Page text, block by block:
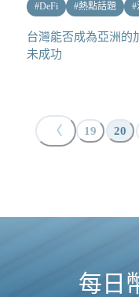
#DeFi #熱點話題 #
台灣能否成為亞洲的
未成功
〈 19 20
每日